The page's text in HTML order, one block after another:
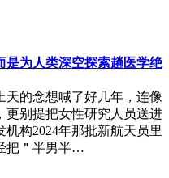
是为人类深空探索趟医学绝
天的念想喊了好几年，连像
更别提把女性研究人员送进
构2024年那批新航天员里
把＂半男半…